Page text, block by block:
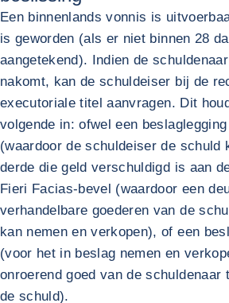
Een binnenlands vonnis is
is geworden (als er niet binnen 28
aangetekend). Indien de
nakomt, kan de schuldeiser bij de
executoriale titel aanvragen. Dit
volgende in: ofwel een
(waardoor de schuldeiser de schuld
derde die geld verschuldigd is aan
Fieri Facias-bevel (waardoor een
verhandelbare goederen van de
kan nemen en verkopen), of een
(voor het in beslag nemen en
onroerend goed van de schuldenaar
de schuld).